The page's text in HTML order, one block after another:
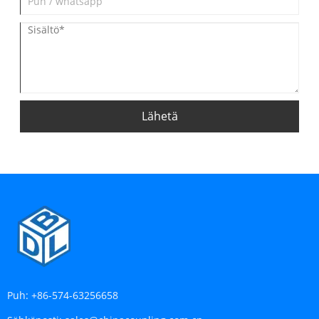
Lähetä
Puh: +86-574-63256658